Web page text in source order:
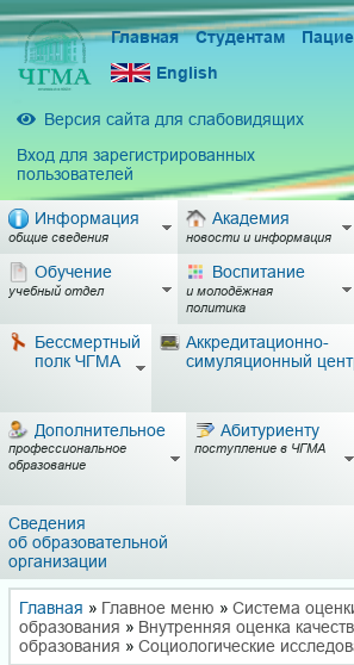
Главная Студентам
English
Версия сайта для слабовидящих
Вход для зарегистрированных
пользователей
Информация
общие сведения
Академия
новости и информация
Обучение
учебный отдел
Воспитание
и молодёжная
политика
Бессмертный
полк ЧГМА
Аккредитационно-
симуляционный
Дополнительное
профессиональное
образование
Абитуриенту
поступление в ЧГМА
Сведения
об образовательной
организации
Главная » Главное меню » Система
образования » Внутренняя оценка
образования » Социологические